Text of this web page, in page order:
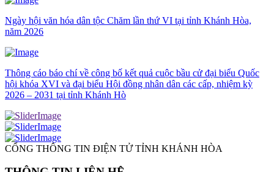
Ngày hội văn hóa dân tộc Chăm lần thứ VI tại tỉnh Khánh Hòa,
năm 2026
Thông cáo báo chí về công bố kết quả cuộc bầu cử đại biểu Quốc
hội khóa XVI và đại biểu Hội đồng nhân dân các cấp, nhiệm kỳ
2026 – 2031 tại tỉnh Khánh Hò
CỔNG THÔNG TIN ĐIỆN TỬ TỈNH KHÁNH HÒA